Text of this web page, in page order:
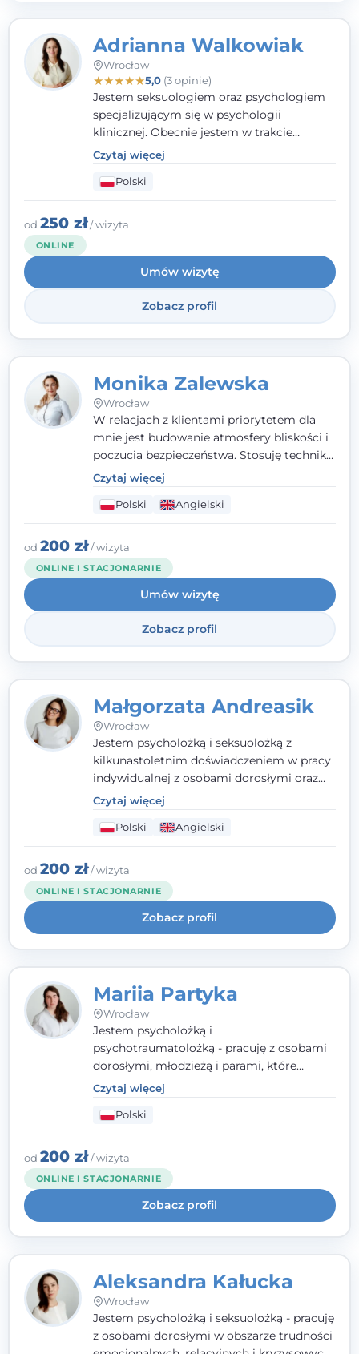
Adrianna Walkowiak
Wrocław
★★★★★5,0(3 opinie)
Jestem seksuologiem oraz psychologiem
specjalizującym się w psychologii
klinicznej. Obecnie jestem w trakcie
szkolenia na psychoterapeutę
systemowego. Posiadam status członka
nadzwyczajnego Wielkopolskiego
Towarzystwa Terapii Systemowej oraz
należę do Polskiego Towarzystwa
pierwszym miejscu stawiam budowanie
atmosfery bezpieczeństwa i zrozumienia w
relacjach z Klientami. Istotna dla nie jest
również koncentracja na dostępnych
zasobach.
Czytaj więcej
Polski
od 250 zł/ wizyta
ONLINE
Umów wizytę
Zobacz profil
Monika Zalewska
Wrocław
W relacjach z klientami priorytetem dla
mnie jest budowanie atmosfery bliskości i
poczucia bezpieczeństwa. Stosuję techniki
poznawczo-behawioralne oraz metody,
które koncentrują się na rozwiązaniach
(TSR). Te polegają na osiąganiu
zamierzonych celów (doprowadzeniu do
rozwiązania trudnych sytuacji) poprzez
identyfikowanie i wzmacnianie zasobów
oraz mocnych stron klienta. W swojej
pracy korzystam także z metod dialogu
motywacyjnego i treningu uważności.
Czytaj więcej
Polski Angielski
od 200 zł/ wizyta
ONLINE I STACJONARNIE
Umów wizytę
Zobacz profil
Małgorzata Andreasik
Wrocław
Jestem psycholożką i seksuolożką z
kilkunastoletnim doświadczeniem w pracy
indywidualnej z osobami dorosłymi oraz
parami. Specjalizuję się w obszarze zdrowia
seksualnego, żałoby, kryzysów życiowych i
wypalenia zawodowego. Pracuję w języku
polskim i angielskim, w podejściu
humanistycznym, opartym na
partnerstwie i podmiotowości klienta.
Czytaj więcej
Polski Angielski
od 200 zł/ wizyta
ONLINE I STACJONARNIE
Zobacz profil
Mariia Partyka
Wrocław
Jestem psycholożką i
psychotraumatolożką - pracuję z osobami
dorosłymi, młodzieżą i parami, które
doświadczają kryzysów psychicznych,
traumy, stanów lękowych i trudności
relacyjnych. W pracy kieruję się
uważnością, empatią i głębokim
szacunkiem dla indywidualnej historii
każdego człowieka. Jestem w trakcie
czteroletniej szkoły psychoterapii
poznawczo-behawioralnej
rekomendowanej przez PTTPB.
Czytaj więcej
Polski
od 200 zł/ wizyta
ONLINE I STACJONARNIE
Zobacz profil
Aleksandra Kałucka
Wrocław
Jestem psycholożką i seksuolożką - pracuję
z osobami dorosłymi w obszarze trudności